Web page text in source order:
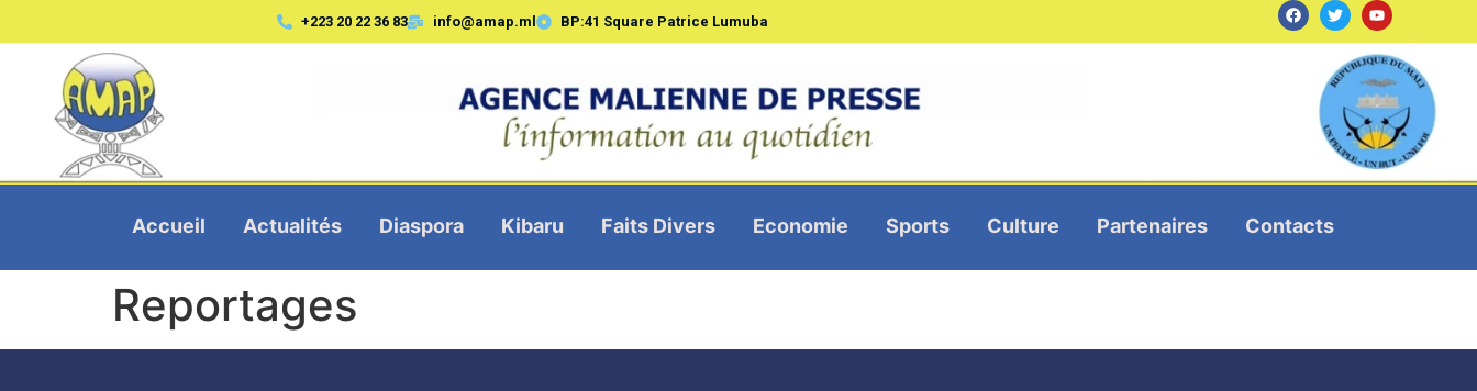
+223 20 22 36 83 info@amap.ml BP:41 Square Patrice Lumuba
Accueil Actualités Diaspora Kibaru Faits Divers Economie Sports Culture Partenaires Contacts
Reportages